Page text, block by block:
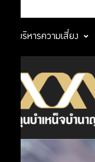
การบริหารความเสี่ยง
และ
กิจกรรม